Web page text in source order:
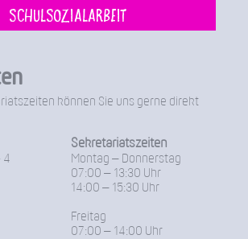
Schulsozialarbeit
können Sie uns gerne direkt
4
Sekretariatszeiten
Montag – Donnerstag
07:00 – 13:30 Uhr
14:00 – 15:30 Uhr
Freitag
07:00 – 14:00 Uhr